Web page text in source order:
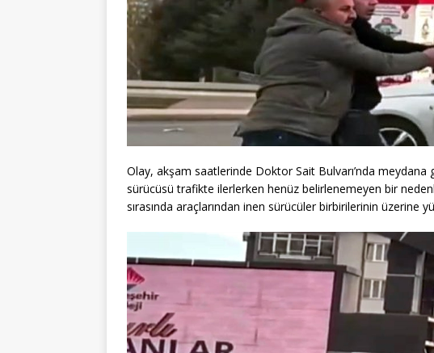
Olay, akşam saatlerinde Doktor Sait Bulvarı’nda
sürücüsü trafikte ilerlerken henüz belirlenemeyen bir
sırasında araçlarından inen sürücüler birbirilerinin üzerine